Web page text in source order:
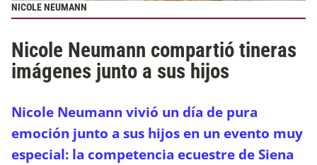
NICOLE NEUMANN
Nicole Neumann compartió tineras
imágenes junto a sus hijos
Nicole Neumann vivió un día de pura
emoción junto a sus hijos en un evento muy
especial: la competencia ecuestre de Siena